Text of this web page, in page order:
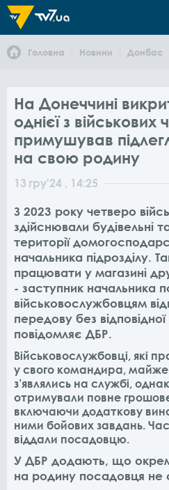
Головна Новини Донбас
На Донеччині
однієї з військових
примушував
на свою родину
13 гру'24 , 14:25
З 2023 року четверо
здійснювали будівельні
території
начальника підрозділу.
працювати у магазині
- заступник начальника
військовослужбовцям
передову без
повідомляє ДБР.
Військовослужбовці, які
у свого командира,
з’являлись на службі,
отримували повне
включаючи додаткову
ними бойових завдань.
віддали посадовцю.
У ДБР додають, що
на родину посадовця не